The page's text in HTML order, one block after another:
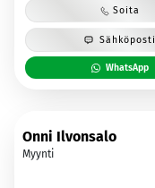
Soita
Sähköposti
WhatsApp
Onni Ilvonsalo
Myynti